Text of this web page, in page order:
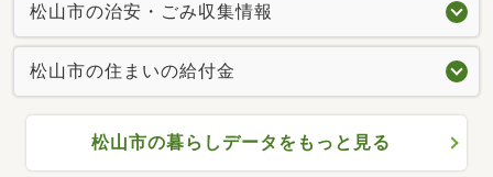
松山市の治安・ごみ収集情報
松山市の住まいの給付金
松山市の暮らしデータをもっと見る